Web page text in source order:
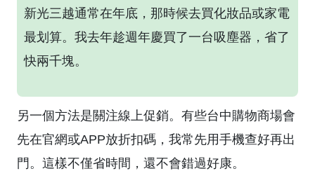
新光三越通常在年底，那時候去買化妝品或家電
最划算。我去年趁週年慶買了一台吸塵器，省了
快兩千塊。
另一個方法是關注線上促銷。有些台中購物商場會
先在官網或APP放折扣碼，我常先用手機查好再出
門。這樣不僅省時間，還不會錯過好康。